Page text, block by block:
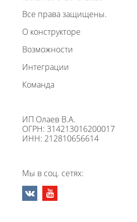
Все права защищены.
О конструкторе
Возможности
Интеграции
Команда
ИП Олаев В.А.
ОГРН: 314213016200017
ИНН: 212810656614
Мы в соц. сетях: